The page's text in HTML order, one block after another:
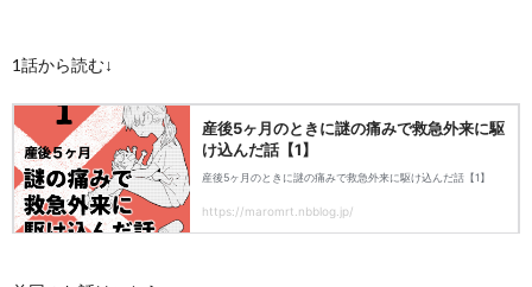
1話から読む↓